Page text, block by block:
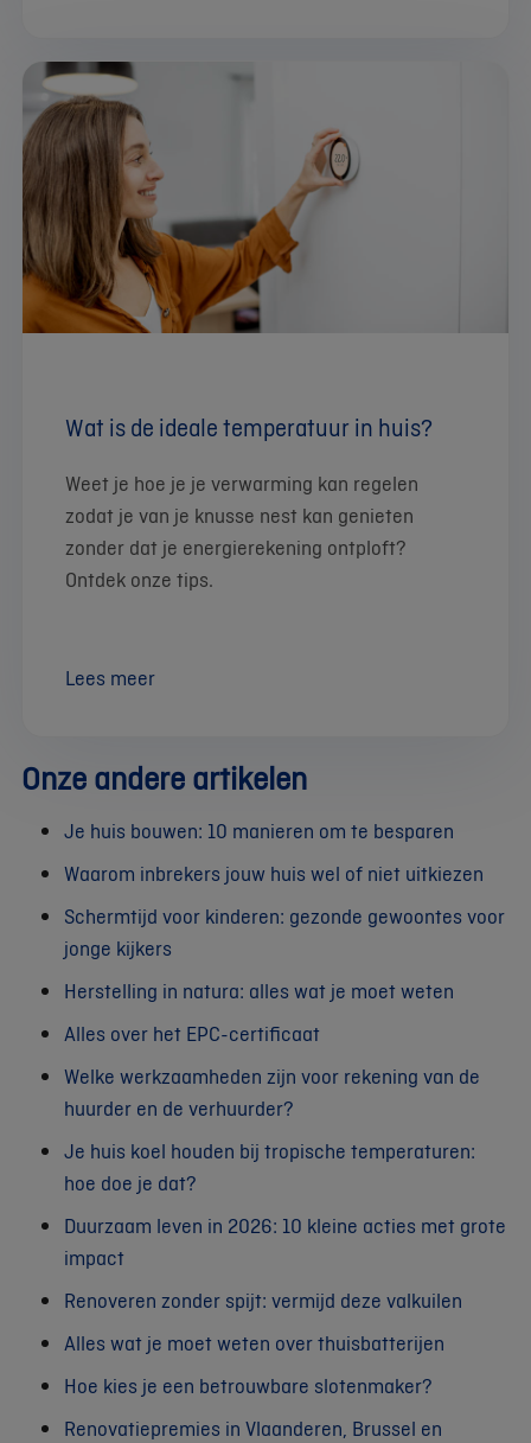
Wat is de ideale temperatuur in huis?
Weet je hoe je je verwarming kan regelen
zodat je van je knusse nest kan genieten
zonder dat je energierekening ontploft?
Ontdek onze tips.
Lees meer
Onze andere artikelen
Je huis bouwen: 10 manieren om te besparen
Waarom inbrekers jouw huis wel of niet uitkiezen
Schermtijd voor kinderen: gezonde gewoontes voor
jonge kijkers
Herstelling in natura: alles wat je moet weten
Alles over het EPC-certificaat
Welke werkzaamheden zijn voor rekening van de
huurder en de verhuurder?
Je huis koel houden bij tropische temperaturen:
hoe doe je dat?
Duurzaam leven in 2026: 10 kleine acties met grote
impact
Renoveren zonder spijt: vermijd deze valkuilen
Alles wat je moet weten over thuisbatterijen
Hoe kies je een betrouwbare slotenmaker?
Renovatiepremies in Vlaanderen, Brussel en